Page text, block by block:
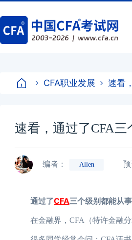
CFA职业发展 速看
速看，通过了CFA三
编者： Allen 预
通过了CFA三个级别都能从
在金融界，CFA（特许金融分